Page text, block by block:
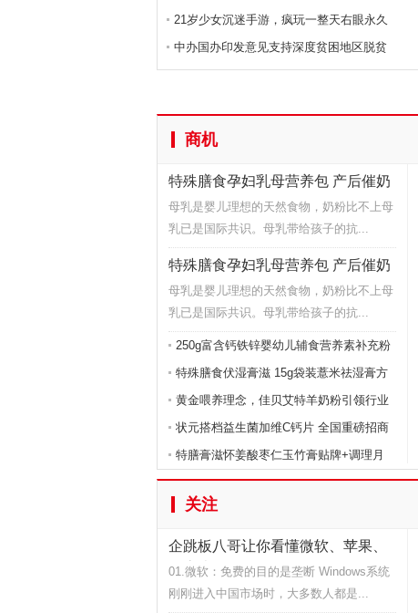
21岁少女沉迷手游，疯玩一整天右眼永久
中办国办印发意见支持深度贫困地区脱贫
商机
特殊膳食孕妇乳母营养包 产后催奶
回奶
母乳是婴儿理想的天然食物，奶粉比不上母
乳已是国际共识。母乳带给孩子的抗...
特殊膳食孕妇乳母营养包 产后催奶
回奶
母乳是婴儿理想的天然食物，奶粉比不上母
乳已是国际共识。母乳带给孩子的抗...
250g富含钙铁锌婴幼儿辅食营养素补充粉
特殊膳食伏湿膏滋 15g袋装薏米祛湿膏方
黄金喂养理念，佳贝艾特羊奶粉引领行业
状元搭档益生菌加维C钙片 全国重磅招商
特膳膏滋怀姜酸枣仁玉竹膏贴牌+调理月
关注
企跳板八哥让你看懂微软、苹果、
海底捞
01.微软：免费的目的是垄断 Windows系统
刚刚进入中国市场时，大多数人都是...